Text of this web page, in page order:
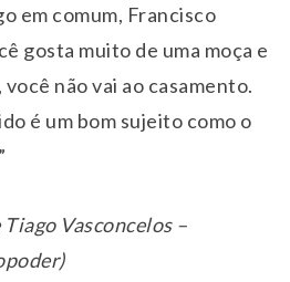
em comum, Francisco
gosta muito de uma moça e
não vai ao casamento.
é um bom sujeito como o
Vasconcelos –